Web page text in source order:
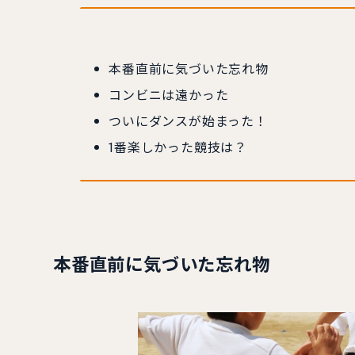
本番直前に気づいた忘れ物
コンビニは遠かった
ついにダンスが始まった！
1番楽しかった競技は？
本番直前に気づいた忘れ物